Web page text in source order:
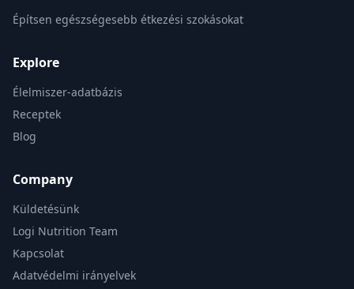
Építsen egészségesebb étkezési szokásokat
Explore
Élelmiszer-adatbázis
Receptek
Blog
Company
Küldetésünk
Logi Nutrition Team
Kapcsolat
Adatvédelmi irányelvek